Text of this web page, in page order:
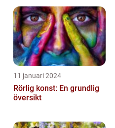
11 januari 2024
Rörlig konst: En grundlig
översikt